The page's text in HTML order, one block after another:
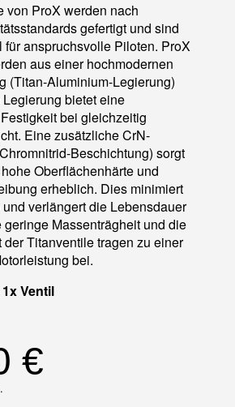
von ProX werden nach
gefertigt und sind
für anspruchsvolle Piloten. ProX
aus einer hochmodernen
(Titan-Aluminium-Legierung)
bietet eine
bei gleichzeitig
Eine zusätzliche CrN-
Beschichtung) sorgt
Oberflächenhärte und
erheblich. Dies minimiert
verlängert die Lebensdauer
Massenträgheit und die
Titanventile tragen zu einer
bei.
Ventil
€